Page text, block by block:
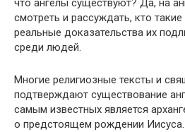
что ангелы существуют? Да, на
смотреть и рассуждать, кто
реальные доказательства их
среди людей.
Многие религиозные тексты и
подтверждают существование
самым известных является
о предстоящем рождении Иисуса.